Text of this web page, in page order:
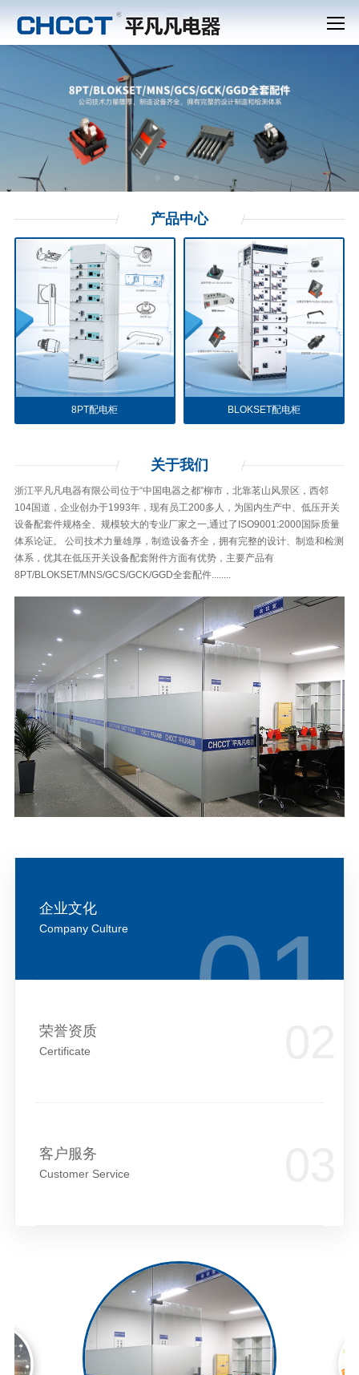
产品中心
8PT配电柜 BLOKSET配电柜
关于我们
浙江平凡凡电器有限公司位于“中国电器之都”柳市，北靠茗山风景区，西邻
104国道，企业创办于1993年，现有员工200多人，为国内生产中、低压开关
设备配套件规格全、规模较大的专业厂家之一,通过了ISO9001:2000国际质量
体系论证。 公司技术力量雄厚，制造设备齐全，拥有完整的设计、制造和检测
体系，优其在低压开关设备配套附件方面有优势，主要产品有
8PT/BLOKSET/MNS/GCS/GCK/GGD全套配件........
企业文化
Company Culture
荣誉资质
Certificate
客户服务
Customer Service